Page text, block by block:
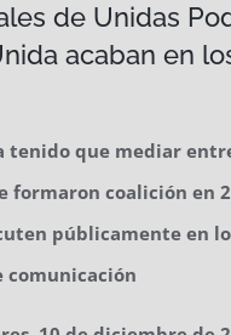
de Unidas
acaban en
tenido que mediar
formaron coalición en
públicamente en
comunicación